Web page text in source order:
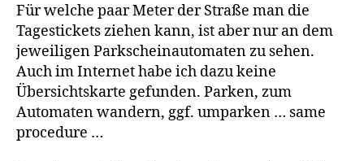
Für welche paar Meter der Straße man die
Tagestickets ziehen kann, ist aber nur an dem
jeweiligen Parkscheinautomaten zu sehen.
Auch im Internet habe ich dazu keine
Übersichtskarte gefunden. Parken, zum
Automaten wandern, ggf. umparken … same
procedure …